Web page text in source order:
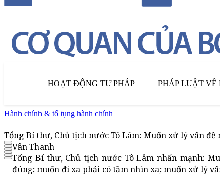
HOẠT ĐỘNG TƯ PHÁP PHÁP LUẬT VỀ
Hành chính & tố tụng hành chính
Tổng Bí thư, Chủ tịch nước Tô Lâm: Muốn xử lý vấn
Vân Thanh
Tổng Bí thư, Chủ tịch nước Tô Lâm nhấn mạnh:
đúng; muốn đi xa phải có tầm nhìn xa; muốn xử lý